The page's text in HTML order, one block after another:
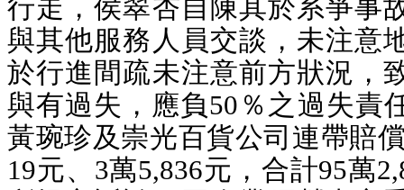
行走，侯翠杏自陳其於系爭事
與其他服務人員交談，未注意
於行進間疏未注意前方狀況，
與有過失，應負50％之過失責
黃琬珍及崇光百貨公司 連帶賠
19元、3萬5,836元，合計95萬